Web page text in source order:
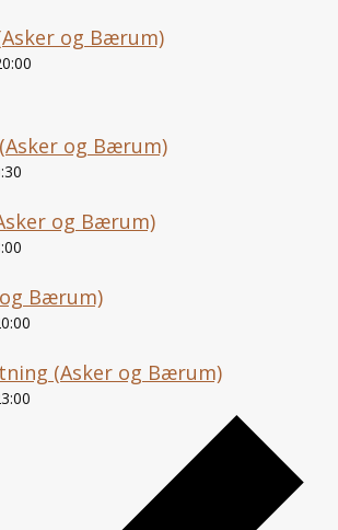
og Bærum)
og Bærum)
og Bærum)
Bærum)
(Asker og Bærum)